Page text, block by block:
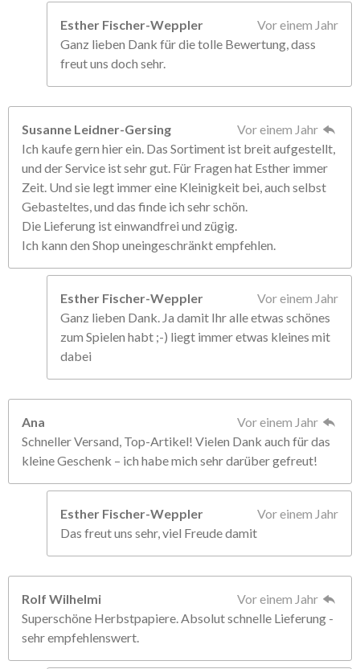
Esther Fischer-Weppler
Vor einem Jahr
Ganz lieben Dank für die tolle Bewertung, dass
freut uns doch sehr.
Susanne Leidner-Gersing
Vor einem Jahr
Ich kaufe gern hier ein. Das Sortiment ist breit aufgestellt,
und der Service ist sehr gut. Für Fragen hat Esther immer
Zeit. Und sie legt immer eine Kleinigkeit bei, auch selbst
Gebasteltes, und das finde ich sehr schön.
Die Lieferung ist einwandfrei und zügig.
Ich kann den Shop uneingeschränkt empfehlen.
Esther Fischer-Weppler
Vor einem Jahr
Ganz lieben Dank. Ja damit Ihr alle etwas schönes
zum Spielen habt ;-) liegt immer etwas kleines mit
dabei
Ana
Vor einem Jahr
Schneller Versand, Top-Artikel! Vielen Dank auch für das
kleine Geschenk – ich habe mich sehr darüber gefreut!
Esther Fischer-Weppler
Vor einem Jahr
Das freut uns sehr, viel Freude damit
Rolf Wilhelmi
Vor einem Jahr
Superschöne Herbstpapiere. Absolut schnelle Lieferung -
sehr empfehlenswert.